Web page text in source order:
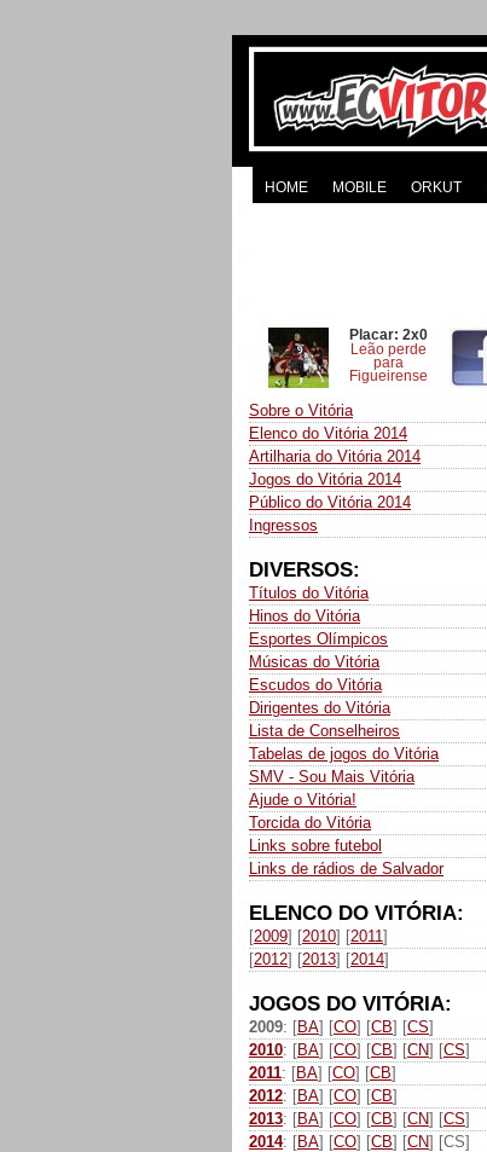
HOME MOBILE ORKUT
Placar: 2x0
Leão perde
para
Figueirense
Sobre o Vitória
Elenco do Vitória 2014
Artilharia do Vitória 2014
Jogos do Vitória 2014
Público do Vitória 2014
Ingressos
DIVERSOS:
Títulos do Vitória
Hinos do Vitória
Esportes Olímpicos
Músicas do Vitória
Escudos do Vitória
Dirigentes do Vitória
Lista de Conselheiros
Tabelas de jogos do Vitória
SMV - Sou Mais Vitória
Ajude o Vitória!
Torcida do Vitória
Links sobre futebol
Links de rádios de Salvador
ELENCO DO VITÓRIA:
[2009] [2010] [2011]
[2012] [2013] [2014]
JOGOS DO VITÓRIA:
2009: [BA] [CO] [CB] [CS]
2010: [BA] [CO] [CB] [CN] [CS]
2011: [BA] [CO] [CB]
2012: [BA] [CO] [CB]
2013: [BA] [CO] [CB] [CN] [CS]
2014: [BA] [CO] [CB] [CN] [CS]